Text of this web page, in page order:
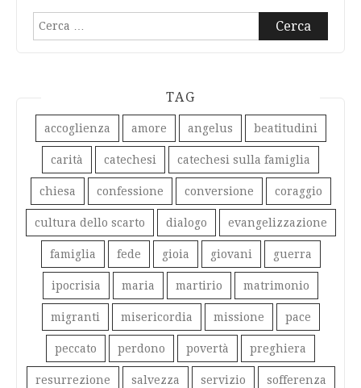
Ricerca
per:
TAG
accoglienza amore angelus beatitudini
carità catechesi catechesi sulla famiglia
chiesa confessione conversione coraggio
cultura dello scarto dialogo evangelizzazione
famiglia fede gioia giovani guerra
ipocrisia maria martirio matrimonio
migranti misericordia missione pace
peccato perdono povertà preghiera
resurrezione salvezza servizio sofferenza